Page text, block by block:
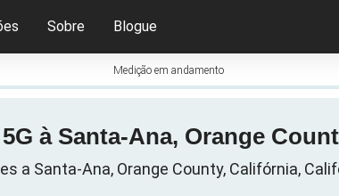
Sobre Blogue
Medição em andamento
à Santa-Ana, Orange
a Santa-Ana, Orange County, Califórnia,